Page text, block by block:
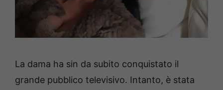
La dama ha sin da subito conquistato il
grande pubblico televisivo. Intanto, è stata